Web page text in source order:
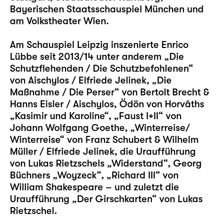
Bayerischen Staatsschauspiel München und
am Volkstheater Wien.
Am Schauspiel Leipzig inszenierte Enrico
Lübbe seit 2013/14 unter anderem „Die
Schutzflehenden / Die Schutzbefohlenen“
von Aischylos / Elfriede Jelinek, „Die
Maßnahme / Die Perser“ von Bertolt Brecht &
Hanns Eisler / Aischylos, Ödön von Horváths
„Kasimir und Karoline“, „Faust I+II“ von
Johann Wolfgang Goethe, „Winterreise/
Winterreise“ von Franz Schubert & Wilhelm
Müller / Elfriede Jelinek, die Uraufführung
von Lukas Rietzschels „Widerstand“, Georg
Büchners „Woyzeck“, „Richard III“ von
William Shakespeare – und zuletzt die
Uraufführung „Der Girschkarten“ von Lukas
Rietzschel.